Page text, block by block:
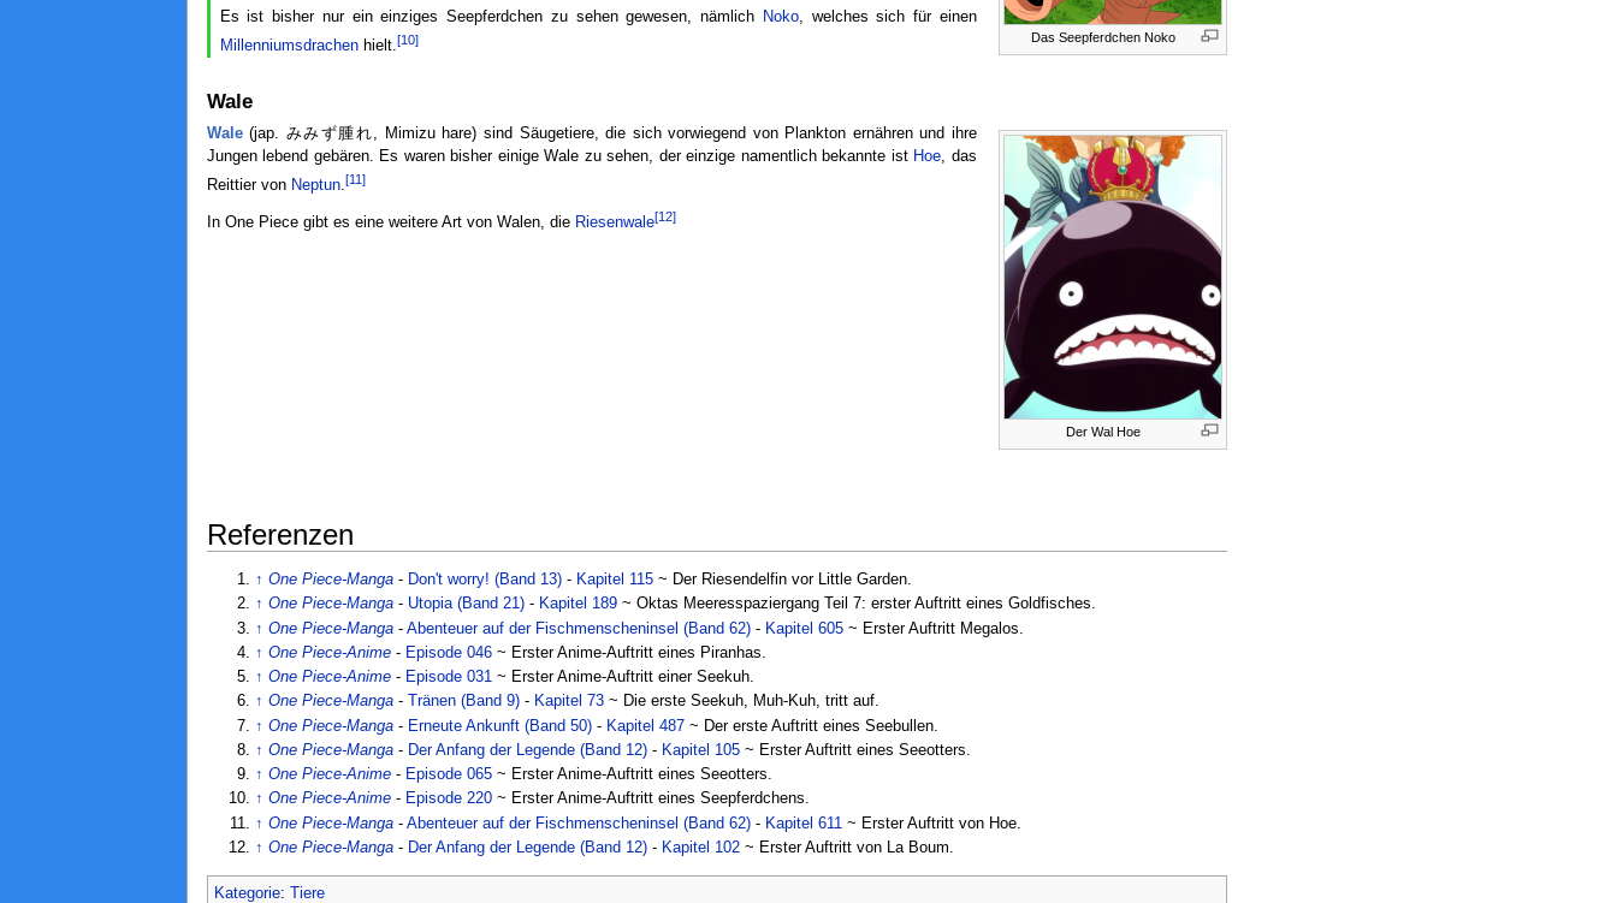
Das Seepferdchen Noko
Es ist bisher nur ein einziges Seepferdchen zu sehen gewesen, nämlich Noko, welches sich für einen
Millenniumsdrachenhielt.[10]
Wale
Der Wal Hoe
Wale(jap. みみず腫れ, Mimizu hare) sind Säugetiere, die sich vorwiegend von Plankton ernähren und ihre
Jungen lebend gebären. Es waren bisher einige Wale zu sehen, der einzige namentlich bekannte ist Hoe, das
Reittier von Neptun.[11]
In One Piece gibt es eine weitere Art von Walen, die Riesenwale[12]
Referenzen
↑ One Piece-Manga - Don't worry! (Band 13) - Kapitel 115 ~ Der Riesendelfin vor Little Garden.
↑ One Piece-Manga - Utopia (Band 21) - Kapitel 189 ~ Oktas Meeresspaziergang Teil 7: erster Auftritt eines Goldfisches.
↑ One Piece-Manga -Abenteuer auf der Fischmenscheninsel (Band 62) - Kapitel 605 ~ Erster Auftritt Megalos.
↑ One Piece-Anime - Episode 046 ~ Erster Anime-Auftritt eines Piranhas.
↑ One Piece-Anime - Episode 031 ~ Erster Anime-Auftritt einer Seekuh.
↑ One Piece-Manga - Tränen (Band 9) - Kapitel 73 ~ Die erste Seekuh, Muh-Kuh, tritt auf.
↑ One Piece-Manga - Erneute Ankunft (Band 50) - Kapitel 487 ~ Der erste Auftritt eines Seebullen.
↑ One Piece-Manga - Der Anfang der Legende (Band 12) - Kapitel 105 ~ Erster Auftritt eines Seeotters.
↑ One Piece-Anime - Episode 065 ~ Erster Anime-Auftritt eines Seeotters.
↑ One Piece-Anime - Episode 220 ~ Erster Anime-Auftritt eines Seepferdchens.
↑ One Piece-Manga -Abenteuer auf der Fischmenscheninsel (Band 62) - Kapitel 611 ~ Erster Auftritt von Hoe.
↑ One Piece-Manga - Der Anfang der Legende (Band 12) - Kapitel 102 ~ Erster Auftritt von La Boum.
Kategorie: Tiere